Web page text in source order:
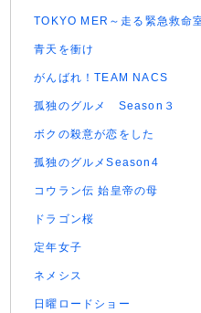
TOKYO MER～走る緊急救命
青天を衝け
がんばれ！TEAM NACS
孤独のグルメ Season３
ボクの殺意が恋をした
孤独のグルメSeason4
コウラン伝 始皇帝の母
ドラゴン桜
定年女子
ネメシス
日曜ロードショー